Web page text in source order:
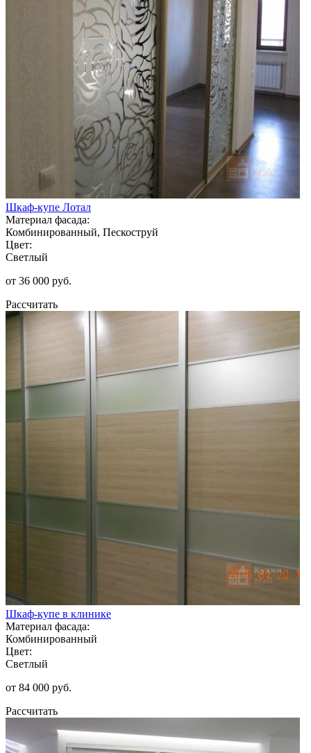
Шкаф-купе Лотал
Материал фасада:
Комбинированный, Пескоструй
Цвет:
Светлый
от 36 000 руб.
Рассчитать
Шкаф-купе в клинике
Материал фасада:
Комбинированный
Цвет:
Светлый
от 84 000 руб.
Рассчитать